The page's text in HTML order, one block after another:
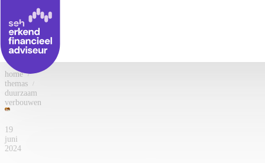
home /
themas /
duurzaam
verbouwen
19
juni
2024